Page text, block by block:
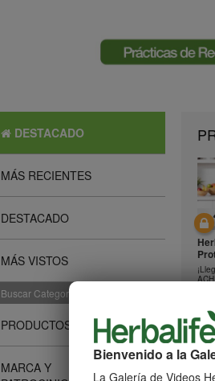
Bienvenido a la
La Galería de Videos
DESTACADO
MÁS RECIENTES
DESTACADO
MÁS VISTOS
Buscar Categorías
PRODUCTOS
MARCA Y